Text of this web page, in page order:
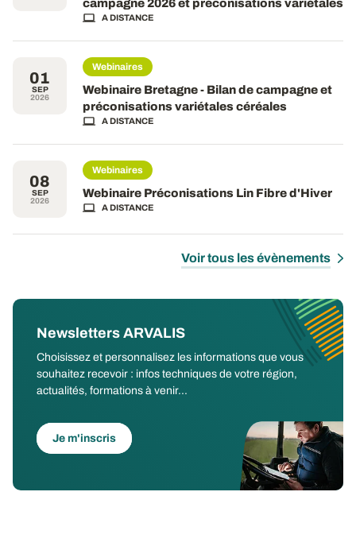
campagne 2026 et préconisations variétales
A DISTANCE
01
SEP
2026
Webinaires
Webinaire Bretagne - Bilan de campagne et
préconisations variétales céréales
A DISTANCE
08
SEP
2026
Webinaires
Webinaire Préconisations Lin Fibre d'Hiver
A DISTANCE
Voir tous les évènements
Newsletters ARVALIS
Choisissez et personnalisez les informations que vous
souhaitez recevoir : infos techniques de votre région,
actualités, formations à venir...
Je m'inscris